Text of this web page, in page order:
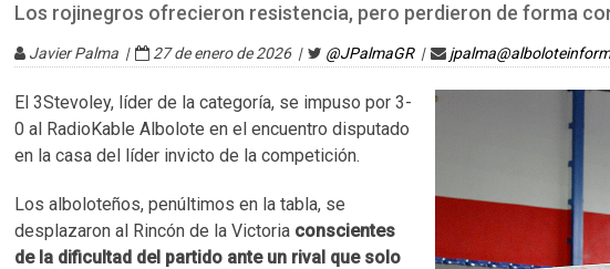
Los rojinegros ofrecieron resistencia, pero perdieron de forma
Javier Palma | 27 de enero de 2026 | @JPalmaGR|
El 3Stevoley, líder de la categoría, se impuso por 3-
0 al RadioKable Albolote en el encuentro disputado
en la casa del líder invicto de la competición.
Los alboloteños, penúltimos en la tabla, se
desplazaron al Rincón de la Victoria conscientes
de la dificultad del partido ante un rival que solo